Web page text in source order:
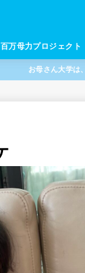
百万母力プロジェクト
お母さん大学は